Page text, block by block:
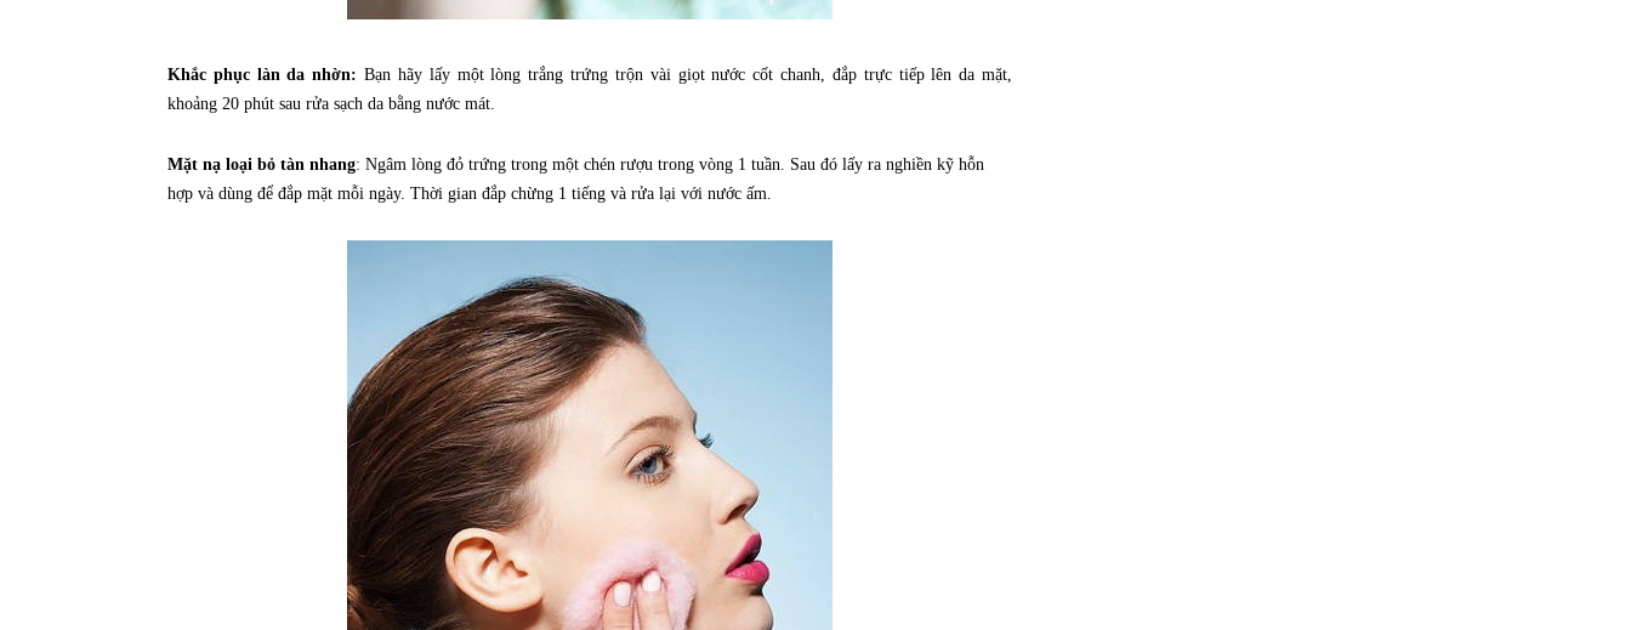
Khắc phục làn da nhờn: Bạn hãy lấy một lòng trắng trứng trộn vài giọt nước cốt chanh, đắp trực tiếp lên da mặt,
khoảng 20 phút sau rửa sạch da bằng nước mát.
Mặt nạ loại bỏ tàn nhang: Ngâm lòng đỏ trứng trong một chén rượu trong vòng 1 tuần. Sau đó lấy ra nghiền kỹ hỗn
hợp và dùng để đắp mặt mỗi ngày. Thời gian đắp chừng 1 tiếng và rửa lại với nước ấm.